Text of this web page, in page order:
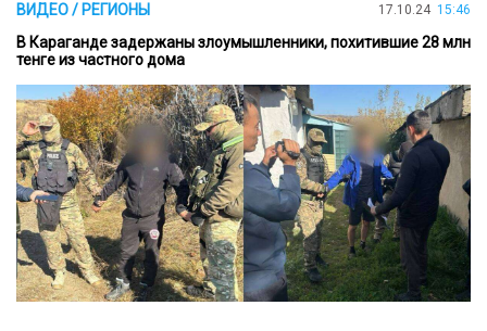
ВИДЕО / РЕГИОНЫ 17.10.24 15:46
В Караганде задержаны злоумышленники, похитившие 28 млн
тенге из частного дома